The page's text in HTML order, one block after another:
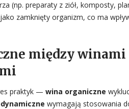
(np. preparaty z ziół, komposty,
zamknięty organizm, co ma
między
praktyk — wina organiczne
wymagają stosowania